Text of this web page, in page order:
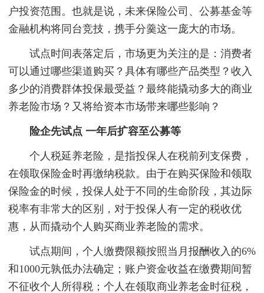
户投资范围。也就是说，未来保险公司、公募基金等
金融机构将同台竞技，携手分羹这一庞大的市场。
试点时间表落定后，市场更为关注的是：消费者
可以通过哪些渠道购买？具体有哪些产品类型？收入
多少的消费群体投保最受益？最终能撬动多大的商业
养老险市场？又将给资本市场带来哪些影响？
险企先试点 一年后扩容至公募等
个人税延养老险，是指投保人在税前列支保费，
在领取保险金时再缴纳税款。由于在购买保险和领取
保险金的时候，投保人处于不同的生命阶段，其边际
税率有非常大的区别，对于投保人有一定的税收优
惠，从而撬动个人购买商业养老险的需求。
试点期间，个人缴费限额按照当月报酬收入的6%
和1000元孰低办法确定；账户资金收益在缴费期间暂
不征收个人所得税；个人在领取商业养老金时征税，